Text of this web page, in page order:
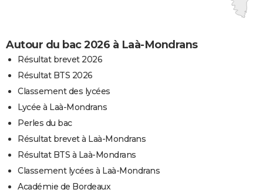
Autour du bac 2026 à Laà-Mondrans
Résultat brevet 2026
Résultat BTS 2026
Classement des lycées
Lycée à Laà-Mondrans
Perles du bac
Résultat brevet à Laà-Mondrans
Résultat BTS à Laà-Mondrans
Classement lycées à Laà-Mondrans
Académie de Bordeaux